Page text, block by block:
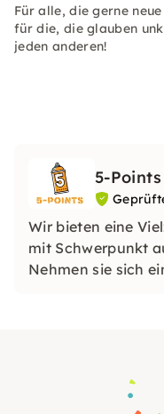
Für alle, die gerne
für die, die glauben
jeden anderen!
5-Points
Wir bieten eine
mit Schwerpunkt
Nehmen sie sich